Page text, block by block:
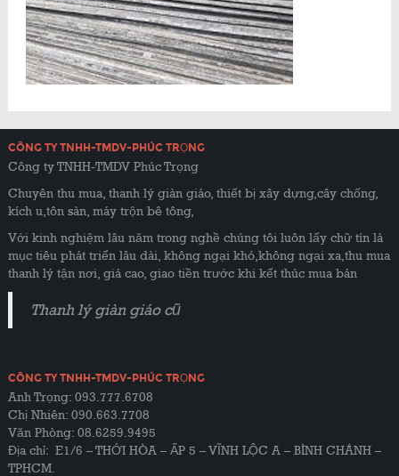
CÔNG TY TNHH-TMDV-PHÚC TRỌNG
Công ty TNHH-TMDV Phúc Trọng
Chuyên thu mua, thanh lý giàn giáo, thiết bị xây dựng,cây chống,
kích u,tôn sàn, máy trộn bê tông,
Với kinh nghiệm lâu năm trong nghề chúng tôi luôn lấy chữ tín là
mục tiêu phát triển lâu dài, không ngại khó,không ngại xa,thu mua
thanh lý tận nơi, giá cao, giao tiền trước khi kết thúc mua bán
Thanh lý giàn giáo cũ
CÔNG TY TNHH-TMDV-PHÚC TRỌNG
Anh Trọng: 093.777.6708
Chị Nhiên: 090.663.7708
Văn Phòng: 08.6259.9495
Địa chỉ: E1/6 – THỚI HÒA – ẤP 5 – VĨNH LỘC A – BÌNH CHÁNH –
TPHCM.